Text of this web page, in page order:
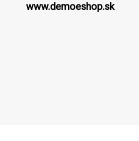
www.demoeshop.sk